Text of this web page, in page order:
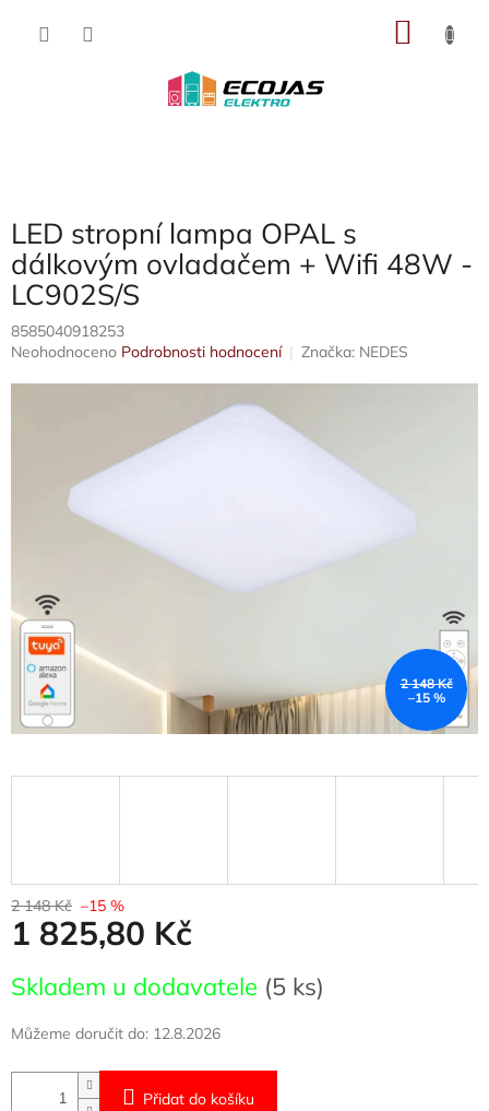
LED stropní lampa OPAL s
dálkovým ovladačem + Wifi 48W -
LC902S/S
8585040918253
Průměrné
hvězdiček.
Neohodnoceno Podrobnosti hodnocení Značka: NEDES
2 148 Kč
–15 %
2 148 Kč –15 %
1 825,80 Kč
cena:
Skladem u dodavatele (5 ks)
Můžeme doručit do: 12.8.2026
Přidat do košíku